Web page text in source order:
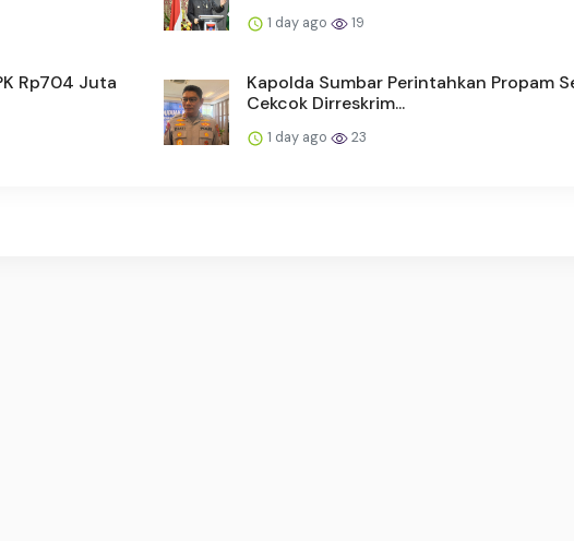
1 day ago 19
Rp704 Juta
Kapolda Sumbar Perintahkan Propam
Cekcok Dirreskrim...
1 day ago 23